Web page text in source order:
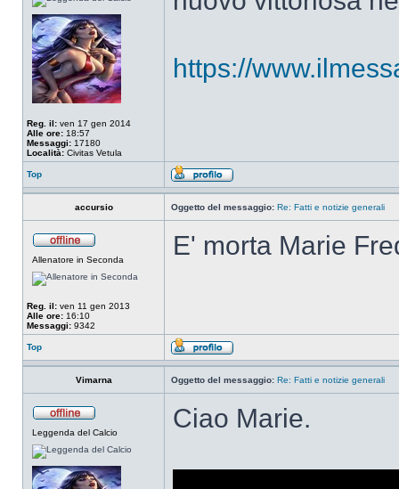
Reg. il: ven 17 gen 2014
Alle ore: 18:57
Messaggi: 17180
Località: Civitas Vetula
https://
Top
accursio Oggetto del messaggio: Re: Fatti e notizie generali
Allenatore in Seconda
Reg. il: ven 11 gen 2013
Alle ore: 16:10
Messaggi: 9342
E' morta Marie
Top
Vimarna Oggetto del messaggio: Re: Fatti e notizie generali
Leggenda del Calcio Ciao Marie.